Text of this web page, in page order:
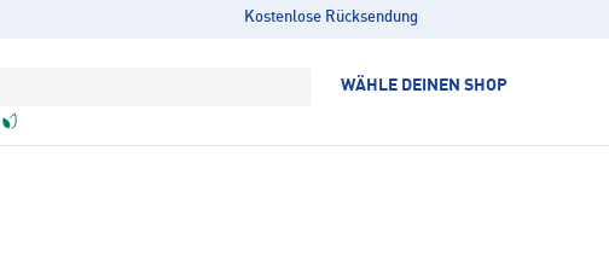
Kostenlose Rücksendung
WÄHLE DEINEN SHOP